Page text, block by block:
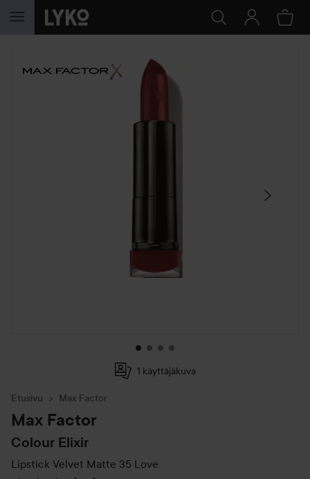
SIIRTYÄ JHK SISÄLTÖÖN
OHITA OSIO
1 käyttäjäkuva
Etusivu Max Factor
Max Factor
Colour Elixir
Lipstick Velvet Matte 35 Love